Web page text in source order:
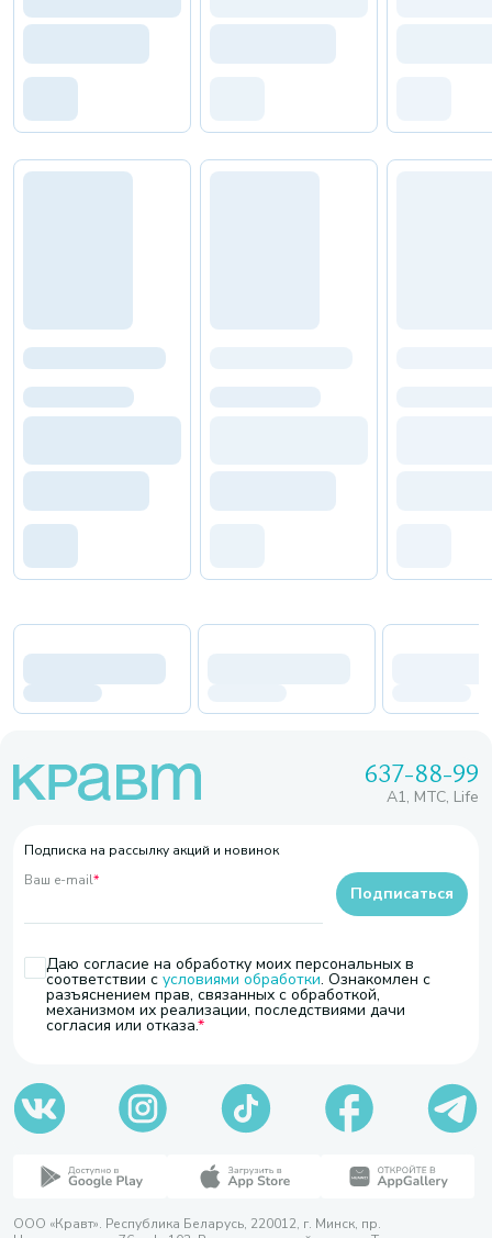
637-88-99
A1, МТС, Life
Подписка на рассылку акций и новинок
Ваш e-mail*
Даю согласие на обработку моих персональных в
соответствии с условиями обработки. Ознакомлен с
разъяснением прав, связанных с обработкой,
механизмом их реализации, последствиями дачи
согласия или отказа.
Подписаться
ООО «Кравт». Республика Беларусь, 220012, г. Минск, пр.